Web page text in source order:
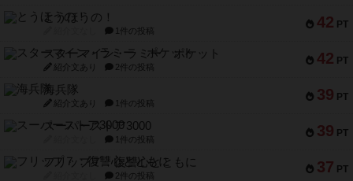
42 PT
とうほうの！
1件の投稿
42 PT
スターマイン・ラミー ポケット
紹介文あり 2件の投稿
39 PT
海兵隊
紹介文あり 1件の投稿
39 PT
スーパーストア3000
1件の投稿
37 PT
フリップ７：復讐心とともに
2件の投稿